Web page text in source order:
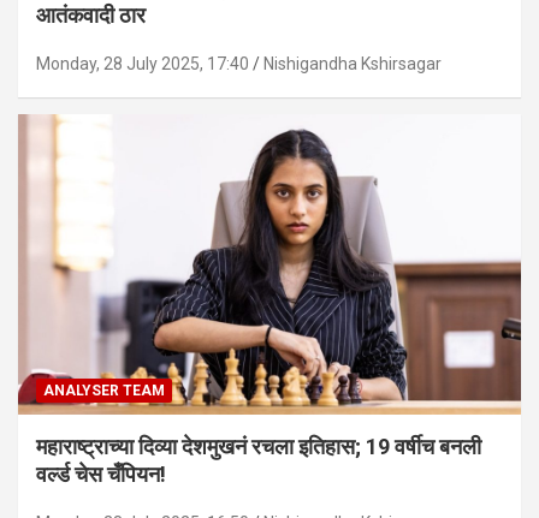
आतंकवादी ठार
Monday, 28 July 2025, 17:40 Nishigandha Kshirsagar
ANALYSER TEAM
महाराष्ट्राच्या दिव्या देशमुखनं रचला इतिहास; 19 वर्षीच बनली
वर्ल्ड चेस चँपियन!